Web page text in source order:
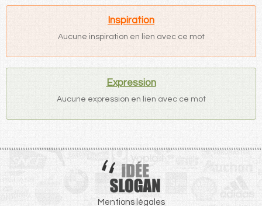
Inspiration
Aucune inspiration en lien avec ce mot
Expression
Aucune expression en lien avec ce mot
Mentions légales